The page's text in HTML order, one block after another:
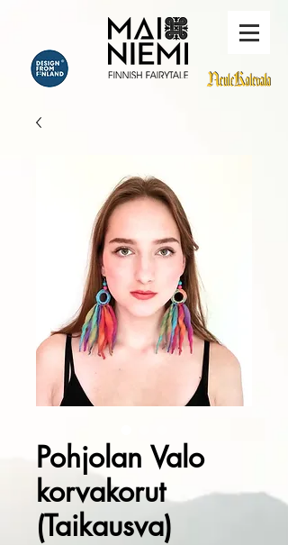
Pohjolan Valo
korvakorut
(Taikausva)